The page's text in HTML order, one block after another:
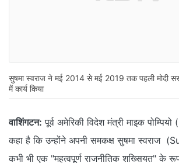
सुषमा स्वराज ने मई 2014 से मई 2019 तक पहली मोदी
में कार्य किया
वाशिंगटन: पूर्व अमेरिकी विदेश मंत्री माइक
कहा है कि उन्होंने अपनी समकक्ष सुषमा स्वराज
कभी भी एक "महत्वपूर्ण राजनीतिक शख्सियत" के